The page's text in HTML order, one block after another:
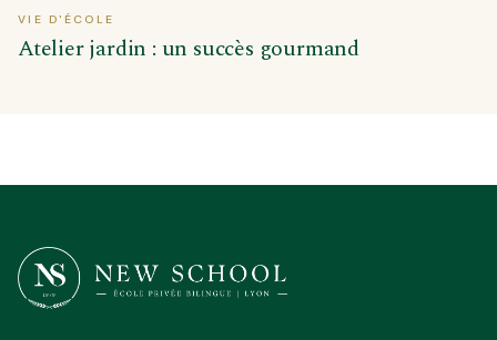
VIE D'ÉCOLE
Atelier jardin : un succès gourmand